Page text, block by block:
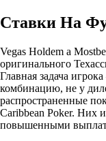
Ставки На
Vegas Holdem а
оригинального
Главная задача
комбинацию, не у
распространенные
Caribbean Poker. Них
повышенными